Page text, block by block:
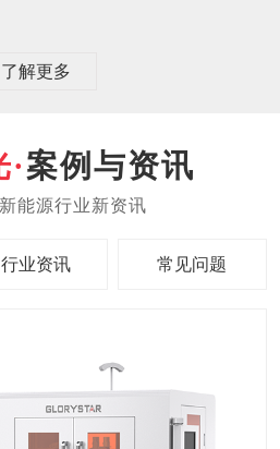
了解更多
案例与资讯
行业资讯 常见问题